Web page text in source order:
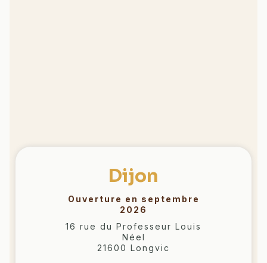
Dijon
Ouverture en septembre
2026
16 rue du Professeur Louis
Néel
21600 Longvic